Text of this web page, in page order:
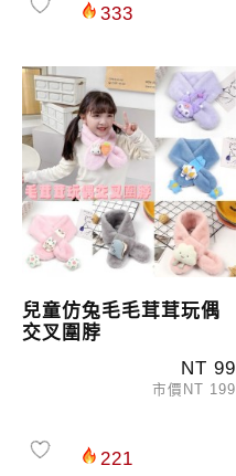
333
兒童仿兔毛毛茸茸玩偶
交叉圍脖
NT 99
市價NT 199
221